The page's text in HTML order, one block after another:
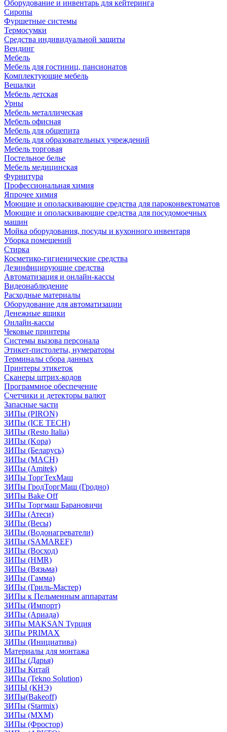
Оборудование и инвентарь для кейтеринга
Сиропы
Фуршетные системы
Термосумки
Средства индивидуальной защиты
Вендинг
Мебель
Мебель для гостиниц, пансионатов
Комплектующие мебель
Вешалки
Мебель детская
Урны
Мебель металлическая
Мебель офисная
Мебель для общепита
Мебель для образовательных учреждений
Мебель торговая
Постельное белье
Мебель медицинская
Фурнитура
Профессиональная химия
Япрочее химия
Моющие и ополаскивающие средства для пароконвектоматов
Моющие и ополаскивающие средства для посудомоечных
машин
Мойка оборудования, посуды и кухонного инвентаря
Уборка помещений
Стирка
Косметико-гигиенические средства
Дезинфицирующие средства
Автоматизация и онлайн-кассы
Видеонаблюдение
Расходные материалы
Оборудование для автоматизации
Денежные ящики
Онлайн-кассы
Чековые принтеры
Системы вызова персонала
Этикет-пистолеты, нумераторы
Терминалы сбора данных
Принтеры этикеток
Сканеры штрих-кодов
Программное обеспечение
Счетчики и детекторы валют
Запасные части
ЗИПы (PIRON)
ЗИПы (ICE TECH)
ЗИПы (Resto Italia)
ЗИПы (Kopa)
ЗИПы (Беларусь)
ЗИПы (MACH)
ЗИПы (Amitek)
ЗИПы ТоргТехМаш
ЗИПы ГродТоргМаш (Гродно)
ЗИПы Bake Off
ЗИПы Торгмаш Барановичи
ЗИПы (Атеси)
ЗИПы (Весы)
ЗИПы (Водонагреватели)
ЗИПы (SAMAREF)
ЗИПы (Восход)
ЗИПы (HMR)
ЗИПы (Вязьма)
ЗИПы (Гамма)
ЗИПы (Гриль-Мастер)
ЗИПы к Пельменным аппаратам
ЗИПы (Импорт)
ЗИПы (Ариада)
ЗИПы MAKSAN Турция
ЗИПы PRIMAX
ЗИПы (Инициатива)
Материалы для монтажа
ЗИПы (Дарья)
ЗИПы Китай
ЗИПы (Tekno Solution)
ЗИПЫ (КНЭ)
ЗИПы(Bakeoff)
ЗИПы (Starmix)
ЗИПы (МХМ)
ЗИПы (Фростор)